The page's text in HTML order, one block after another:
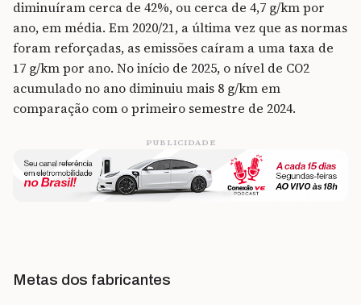
diminuíram cerca de 42%, ou cerca de 4,7 g/km por
ano, em média. Em 2020/21, a última vez que as normas
foram reforçadas, as emissões caíram a uma taxa de
17 g/km por ano. No início de 2025, o nível de CO2
acumulado no ano diminuiu mais 8 g/km em
comparação com o primeiro semestre de 2024.
PUBLICIDADE
Metas dos fabricantes